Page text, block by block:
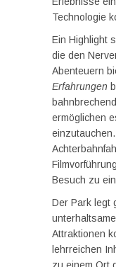
Technologie
Ein Highlight
die den
Abenteuern
Erfahrungen
ermöglichen
Besuch zu
Der Park legt
Attraktionen
lehrreichen